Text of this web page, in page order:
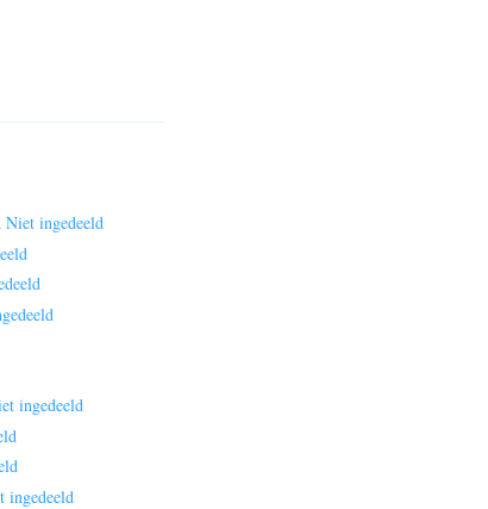
Niet ingedeeld
ingedeeld
ingedeeld